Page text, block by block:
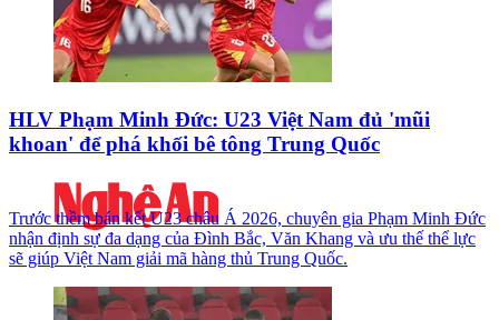
HLV Phạm Minh Đức: U23 Việt Nam đủ 'mũi
khoan' để phá khối bê tông Trung Quốc
Trước thềm bán kết U23 châu Á 2026, chuyên gia Phạm Minh Đức
nhận định sự đa dạng của Đình Bắc, Văn Khang và ưu thế thể lực
sẽ giúp Việt Nam giải mã hàng thủ Trung Quốc.